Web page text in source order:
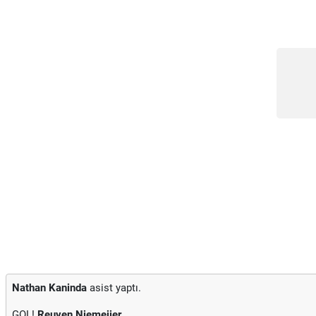
Nathan Kaninda asist yaptı.